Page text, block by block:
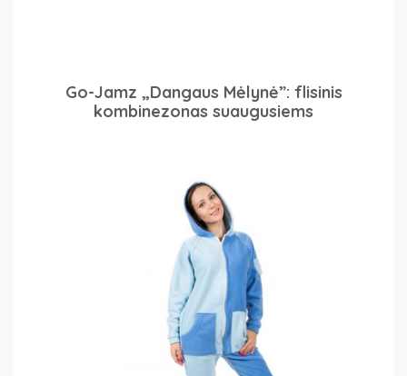
Go-Jamz „Dangaus Mėlynė”: flisinis
kombinezonas suaugusiems